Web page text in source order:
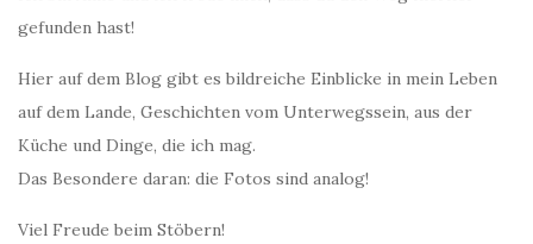
gefunden hast!
Hier auf dem Blog gibt es bildreiche Einblicke in mein Leben
auf dem Lande, Geschichten vom Unterwegssein, aus der
Küche und Dinge, die ich mag.
Das Besondere daran: die Fotos sind analog!
Viel Freude beim Stöbern!